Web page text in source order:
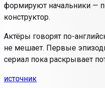
формируют начальники —
конструктор.
Актёры говорят по-
не мешает. Первые
сериал пока раскрывает
источник